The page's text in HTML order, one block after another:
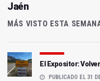
Jaén
MÁS VISTO ESTA
El Expositor:
PUBLICADO EL 31